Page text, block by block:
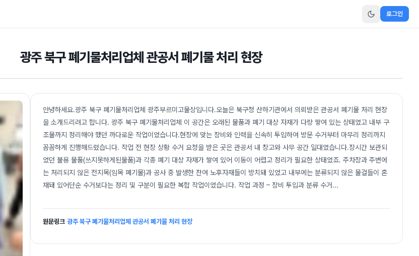
로그인
광주 북구 폐기물처리업체 관공서 폐기물 처리 현장
안녕하세요.광주 북구 폐기물처리업체 광주부르미고물상입니다.오늘은 북구청 산하기관에서 의뢰받은 관공서 폐기물 처리 현장
을 소개드리려고 합니다. 광주 북구 폐기물처리업체 이 공간은 오래된 물품과 폐기 대상 자재가 다량 쌓여 있는 상태였고 내부 구
조물까지 정리해야 했던 까다로운 작업이었습니다.현장에 맞는 장비와 인력을 신속히 투입하여 방문 수거부터 마무리 정리까지
꼼꼼하게 진행해드렸습니다. 작업 전 현장 상황 수거 요청을 받은 곳은 관공서 내 창고와 사무 공간 일대였습니다.장시간 보관되
었던 불용 물품(쓰지못하게된물품)과 각종 폐기 대상 자재가 쌓여 있어 이동이 어렵고 정리가 필요한 상태였죠. 주차장과 주변에
는 처리되지 않은 전지목(임목 폐기물)과 공사 중 발생한 잔여 노후자재들이 방치돼 있었고 내부에는 분류되지 않은 물걸들이 혼
재돼 있어단순 수거보다는 정리 및 구분이 필요한 복합 작업이었습니다. 작업 과정 – 장비 투입과 분류 수거...
원문링크 광주 북구 폐기물처리업체 관공서 폐기물 처리 현장